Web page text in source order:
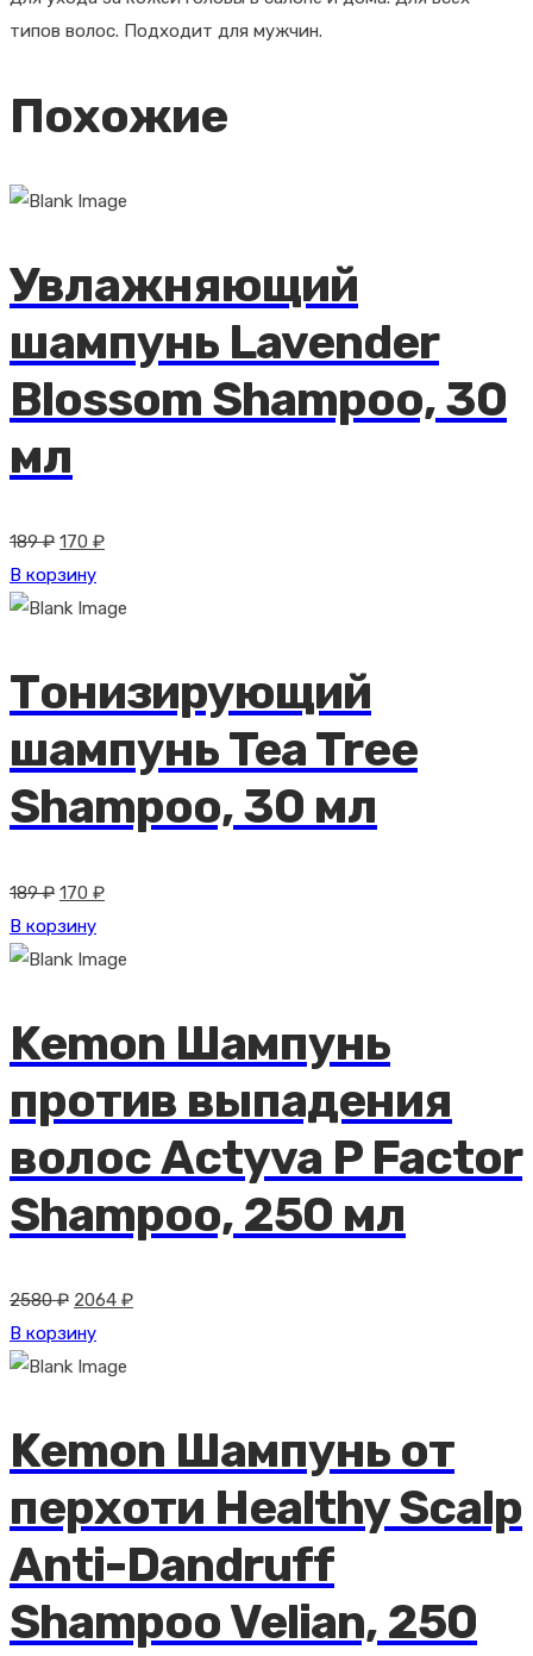
типов волос. Подходит для мужчин.
Похожие
Увлажняющий
шампунь Lavender
Blossom Shampoo, 30
мл
189₽ Первоначальная
цена
составляла
170 ₽Текущая
170 ₽.
В корзину
Тонизирующий
шампунь Tea Tree
Shampoo, 30 мл
189₽ Первоначальная
цена
составляла
170 ₽Текущая
170 ₽.
В корзину
Kemon Шампунь
против выпадения
волос Actyva P Factor
Shampoo, 250 мл
2580₽ Первоначальная
цена
составляла
2064 ₽Текущая
В корзину
Kemon Шампунь от
перхоти Healthy Scalp
Anti-Dandruff
Shampoo Velian, 250